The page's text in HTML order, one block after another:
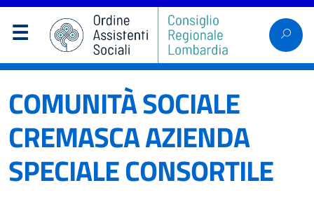
COMUNITÀ SOCIALE
CREMASCA AZIENDA
SPECIALE CONSORTILE